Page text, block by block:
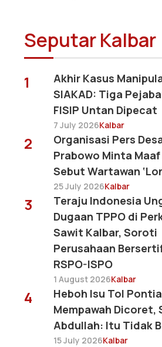
Seputar Kalbar
1
Akhir Kasus
SIAKAD: Tiga
FISIP Untan Dipecat
7 July 2026Kalbar
2
Organisasi Pers
Prabowo Minta
Sebut Wartawan
25 July 2026Kalbar
3
Teraju Indonesia
Dugaan TPPO di
Sawit Kalbar, Soroti
Perusahaan
RSPO-ISPO
1 August 2026Kalbar
4
Heboh Isu Tol
Mempawah Dicoret,
Abdullah: Itu Tidak
15 July 2026Kalbar